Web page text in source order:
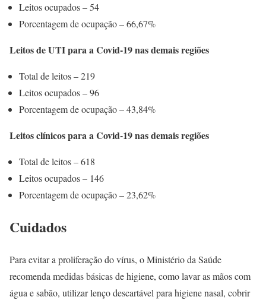
Leitos ocupados – 54
Porcentagem de ocupação – 66,67%
Leitos de UTI para a Covid-19 nas demais regiões
Total de leitos – 219
Leitos ocupados – 96
Porcentagem de ocupação – 43,84%
Leitos clínicos para a Covid-19 nas demais regiões
Total de leitos – 618
Leitos ocupados – 146
Porcentagem de ocupação – 23,62%
Cuidados
Para evitar a proliferação do vírus, o Ministério da Saúde
recomenda medidas básicas de higiene, como lavar as mãos com
água e sabão, utilizar lenço descartável para higiene nasal, cobrir